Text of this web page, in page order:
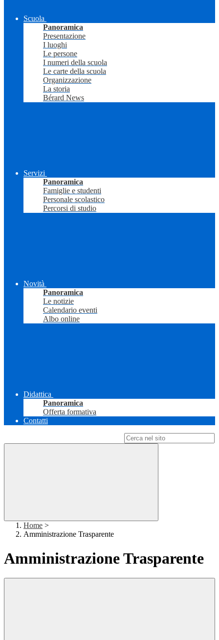
Scuola
Panoramica
Presentazione
I luoghi
Le persone
I numeri della scuola
Le carte della scuola
Organizzazione
La storia
Bérard News
Servizi
Panoramica
Famiglie e studenti
Personale scolastico
Percorsi di studio
Novità
Panoramica
Le notizie
Calendario eventi
Albo online
Didattica
Panoramica
Offerta formativa
Contatti
Home >
Amministrazione Trasparente
Amministrazione Trasparente